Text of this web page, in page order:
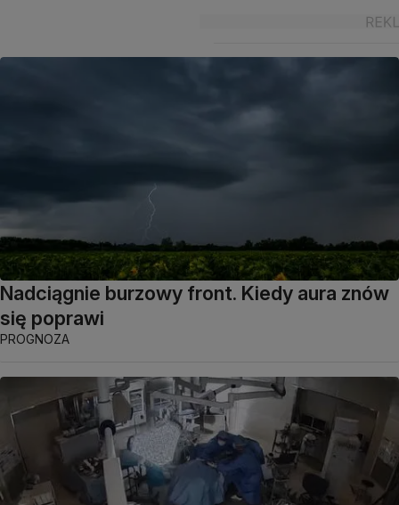
Nadciągnie burzowy front. Kiedy aura znów
się poprawi
PROGNOZA